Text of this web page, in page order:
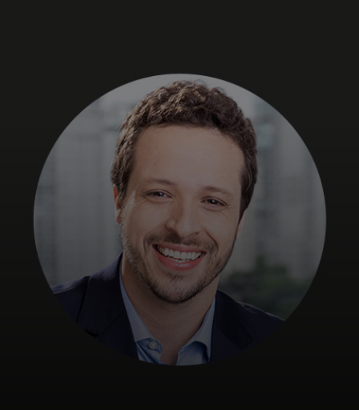
Para empresas
Para o mundo
Para inovadores
Notícias e tendências